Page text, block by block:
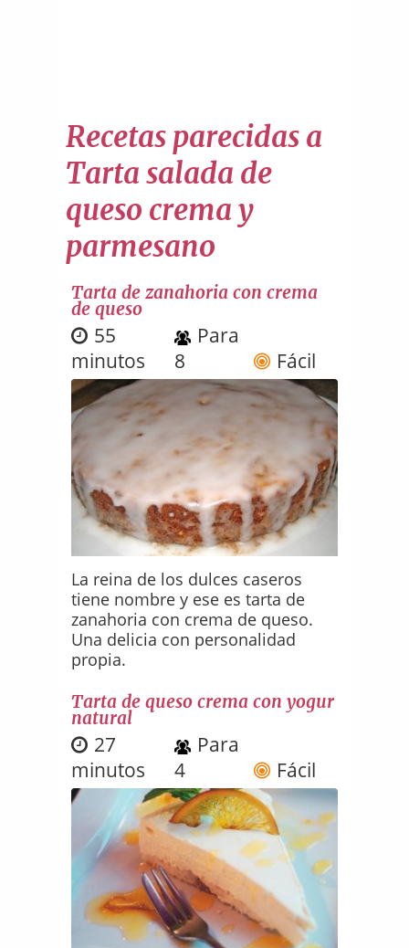
Recetas parecidas a
Tarta salada de
queso crema y
parmesano
Tarta de zanahoria con crema
de queso
55
minutos
Para
8
Fácil
La reina de los dulces caseros
tiene nombre y ese es tarta de
zanahoria con crema de queso.
Una delicia con personalidad
propia.
Tarta de queso crema con yogur
natural
27
minutos
Para
4
Fácil